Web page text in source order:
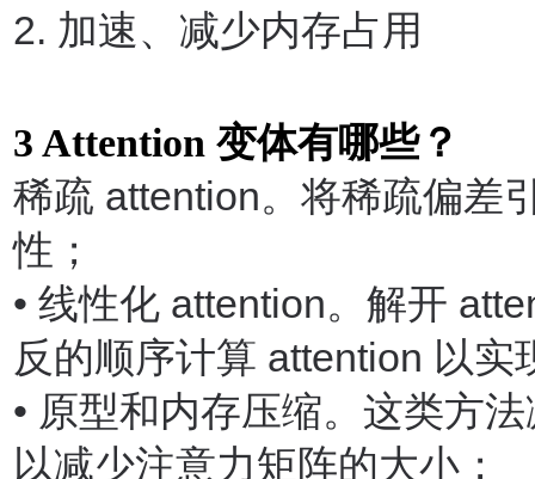
2. 加速、减少内存占用
3 Attention 变体有哪些？
稀疏 attention。将稀疏偏差
性；
• 线性化 attention。解开
反的顺序计算 attention 以实
• 原型和内存压缩。这类方
以减少注意力矩阵的大小；